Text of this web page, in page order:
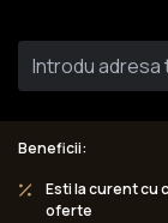
Beneficii:
Esti la curent cu
oferte